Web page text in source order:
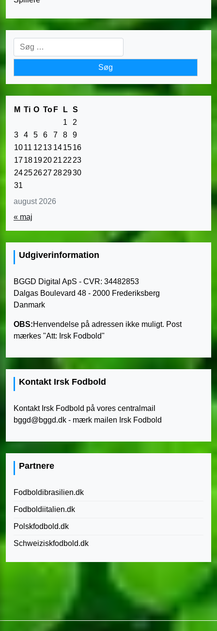
Søg
efter:
august 2026
M Ti O To F L S
1
2
3
4 5 6 7 8
9
1011 12 13 141516
17181920 21 22 23
24252627 282930
31
« maj
Udgiverinformation
BGGD Digital ApS - CVR: 34482853
Dalgas Boulevard 48 - 2000 Frederiksberg
Danmark
OBS:Henvendelse på adressen ikke muligt. Post
mærkes "Att: Irsk Fodbold"
Kontakt Irsk Fodbold
Kontakt Irsk Fodbold på vores centralmail
bggd@bggd.dk - mærk mailen Irsk Fodbold
Partnere
Fodboldibrasilien.dk
Fodboldiitalien.dk
Polskfodbold.dk
Schweiziskfodbold.dk